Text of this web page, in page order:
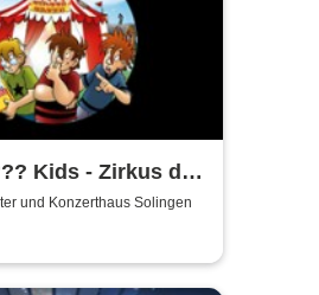
Kids - Zirkus der
und Konzerthaus Solingen